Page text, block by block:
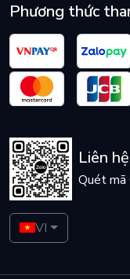
Phương thức
Liên
Quét mã
VI